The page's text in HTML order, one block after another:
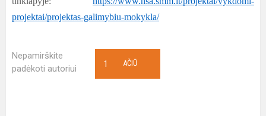
projektai/projektas-galimybiu-mokykla/
Nepamirškite
padėkoti autoriui
AČIŪ
1